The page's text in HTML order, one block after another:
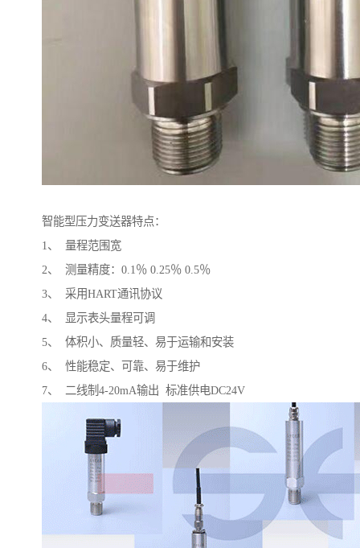
智能型压力变送器特点：
1、 量程范围宽
2、 测量精度：0.1％ 0.25％ 0.5％
3、 采用HART通讯协议
4、 显示表头量程可调
5、 体积小、质量轻、易于运输和安装
6、 性能稳定、可靠、易于维护
7、 二线制4-20mA输出 标准供电DC24V